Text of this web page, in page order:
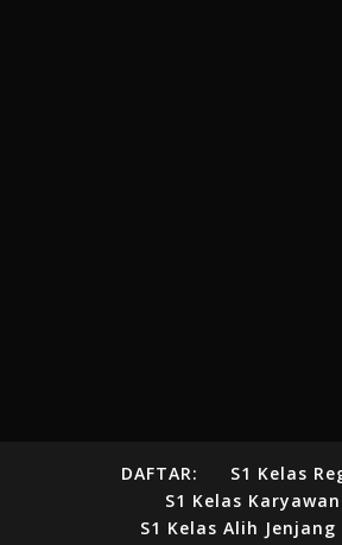
DAFTAR:
S1 Kelas
S1 Kelas Karyawan
S1 Kelas Alih Jenjang